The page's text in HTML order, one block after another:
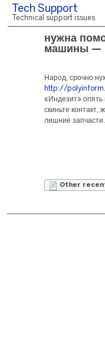
Tech Support
Technical support issues
нужна
машины —
Народ, срочно
http://
«Индезит» опять
скиньте контакт,
лишние
Other